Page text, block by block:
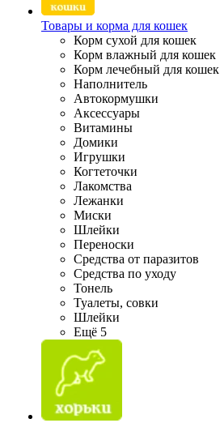
Товары и корма для кошек
Корм сухой для кошек
Корм влажный для кошек
Корм лечебный для кошек
Наполнитель
Автокормушки
Аксессуары
Витамины
Домики
Игрушки
Когтеточки
Лакомства
Лежанки
Миски
Шлейки
Переноски
Средства от паразитов
Средства по уходу
Тонель
Туалеты, совки
Шлейки
Ещё 5